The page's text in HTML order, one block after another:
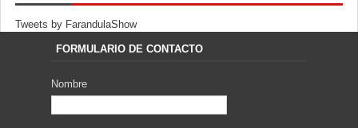
Tweets by FarandulaShow
FORMULARIO DE CONTACTO
Nombre